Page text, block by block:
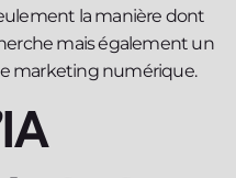
la manière dont
mais également un
marketing numérique.